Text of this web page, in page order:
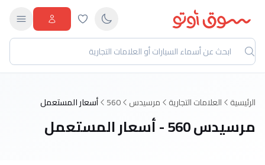
الرئيسية العلامات التجارية مرسيدس 560 أسعار المستعمل
مرسيدس 560 - أسعار المستعمل